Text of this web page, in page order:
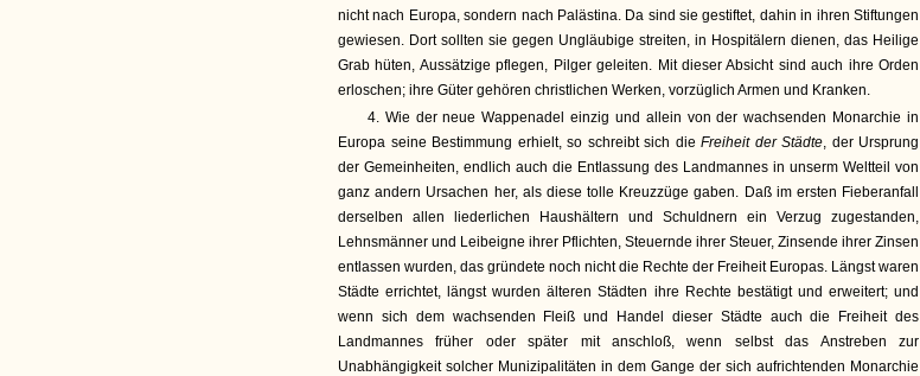
nicht nach Europa, sondern nach Palästina. Da sind sie gestiftet, dahin in ihren Stiftungen
gewiesen. Dort sollten sie gegen Ungläubige streiten, in Hospitälern dienen, das Heilige
Grab hüten, Aussätzige pflegen, Pilger geleiten. Mit dieser Absicht sind auch ihre Orden
erloschen; ihre Güter gehören christlichen Werken, vorzüglich Armen und Kranken.
4. Wie der neue Wappenadel einzig und allein von der wachsenden Monarchie in
Europa seine Bestimmung erhielt, so schreibt sich die Freiheit der Städte, der Ursprung
der Gemeinheiten, endlich auch die Entlassung des Landmannes in unserm Weltteil von
ganz andern Ursachen her, als diese tolle Kreuzzüge gaben. Daß im ersten Fieberanfall
derselben allen liederlichen Haushältern und Schuldnern ein Verzug zugestanden,
Lehnsmänner und Leibeigne ihrer Pflichten, Steuernde ihrer Steuer, Zinsende ihrer Zinsen
entlassen wurden, das gründete noch nicht die Rechte der Freiheit Europas. Längst waren
Städte errichtet, längst wurden älteren Städten ihre Rechte bestätigt und erweitert; und
wenn sich dem wachsenden Fleiß und Handel dieser Städte auch die Freiheit des
Landmannes früher oder später mit anschloß, wenn selbst das Anstreben zur
Unabhängigkeit solcher Munizipalitäten in dem Gange der sich aufrichtenden Monarchie